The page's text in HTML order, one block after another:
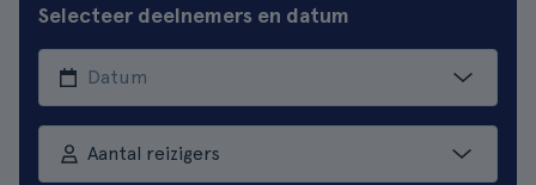
Selecteer deelnemers en datum
Aantal reizigers